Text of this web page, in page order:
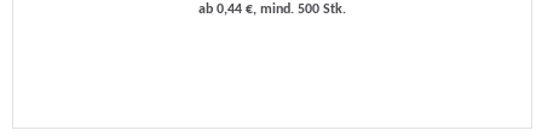
ab 0,44 €, mind. 500 Stk.